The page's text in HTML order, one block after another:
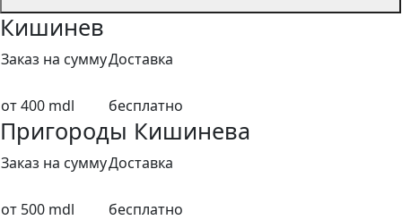
Кишинев
Заказ на суммуДоставка
от 400 mdl бесплатно
Пригороды Кишинева
Заказ на суммуДоставка
от 500 mdl бесплатно